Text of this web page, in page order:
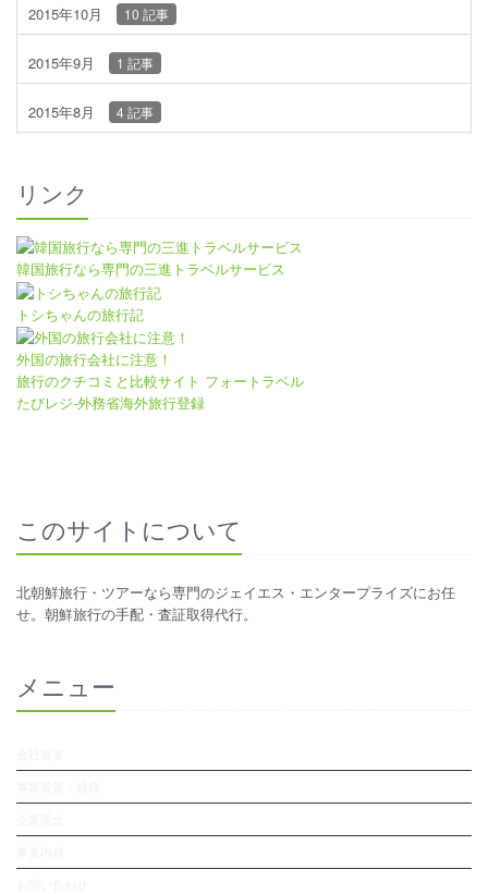
2015年10月 10 記事
2015年9月 1 記事
2015年8月 4 記事
リンク
韓国旅行なら専門の三進トラベルサービス
トシちゃんの旅行記
外国の旅行会社に注意！
旅行のクチコミと比較サイト フォートラベル
たびレジ-外務省海外旅行登録
このサイトについて
北朝鮮旅行・ツアーなら専門のジェイエス・エンタープライズにお任
せ。朝鮮旅行の手配・査証取得代行。
メニュー